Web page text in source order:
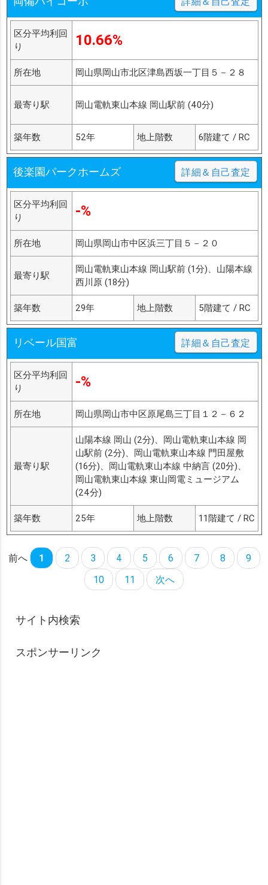
区分平均利回
り
10.66%
所在地 岡山県岡山市北区津島西坂一丁目５－２８
最寄り駅 岡山電軌東山本線 岡山駅前 (40分)
築年数 52年 地上階数 6階建て / RC
後楽園パークホームズ 詳細＆自己査定
区分平均利回
り
-%
所在地 岡山県岡山市中区浜三丁目５－２０
最寄り駅
岡山電軌東山本線 岡山駅前 (1分)、山陽本線
西川原 (18分)
築年数 29年 地上階数 5階建て / RC
リベール国富 詳細＆自己査定
区分平均利回
り
-%
所在地 岡山県岡山市中区原尾島三丁目１２－６２
最寄り駅
山陽本線 岡山 (2分)、岡山電軌東山本線 岡
山駅前 (2分)、岡山電軌東山本線 門田屋敷
(16分)、岡山電軌東山本線 中納言 (20分)、
岡山電軌東山本線 東山岡電ミュージアム
(24分)
築年数 25年 地上階数 11階建て / RC
前へ 1 2 3 4 5 6 7 8
9
10
11 次へ
サイト内検索
スポンサーリンク